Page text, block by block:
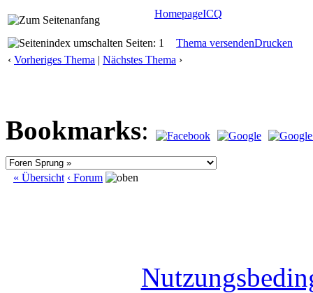
HomepageICQ
Seiten: 1 Thema versendenDrucken
‹ Vorheriges Thema | Nächstes Thema ›
Bookmarks:
« Übersicht ‹ Forum